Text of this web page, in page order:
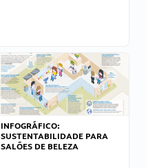
INFOGRÁFICO:
SUSTENTABILIDADE PARA
SALÕES DE BELEZA